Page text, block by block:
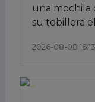
una mochila
su tobillera
2026-08-08